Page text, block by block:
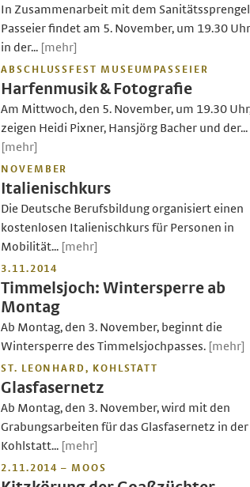
In Zusammenarbeit mit dem Sanitätssprengel
Passeier findet am 5. November, um 19.30
in der... [mehr]
ABSCHLUSSFEST MUSEUMPASSEIER
Harfenmusik & Fotografie
Am Mittwoch, den 5. November, um 19.30
zeigen Heidi Pixner, Hansjörg Bacher und der...
[mehr]
NOVEMBER
Italienischkurs
Die Deutsche Berufsbildung organisiert einen
kostenlosen Italienischkurs für Personen in
Mobilität... [mehr]
3.11.2014
Timmelsjoch: Wintersperre ab
Montag
Ab Montag, den 3. November, beginnt die
Wintersperre des Timmelsjochpasses. [mehr]
ST. LEONHARD, KOHLSTATT
Glasfasernetz
Ab Montag, den 3. November, wird mit den
Grabungsarbeiten für das Glasfasernetz in der
Kohlstatt... [mehr]
2.11.2014 – MOOS